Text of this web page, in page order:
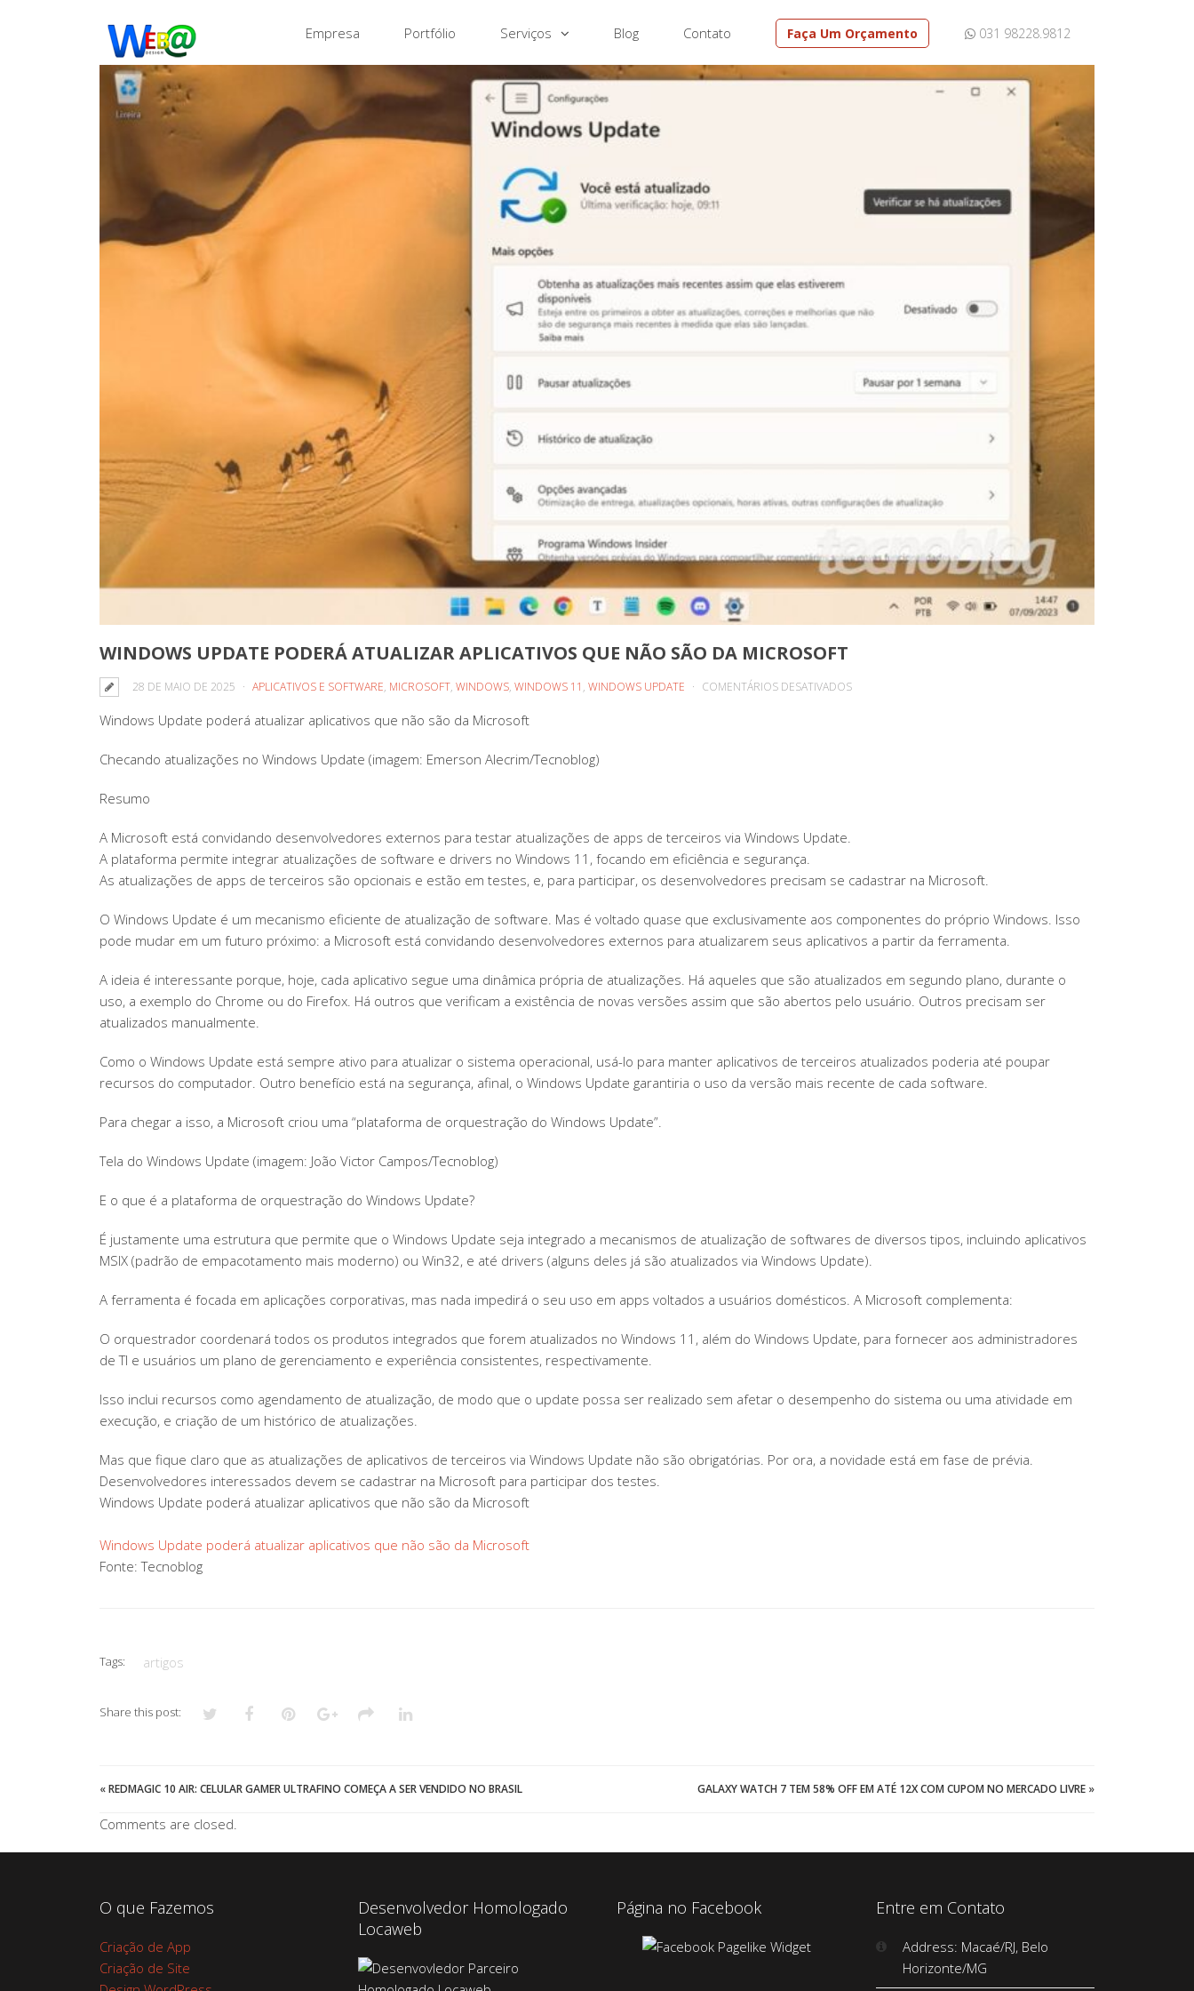
031 98228.9812
Empresa Portfólio Serviços Blog Contato Faça Um Orçamento
WINDOWS UPDATE PODERÁ ATUALIZAR APLICATIVOS QUE NÃO SÃO DA MICROSOFT
28 DE MAIO DE 2025 APLICATIVOS E SOFTWARE, MICROSOFT, WINDOWS, WINDOWS 11 , WINDOWS UPDATE COMENTÁRIOS DESATIVADOSEM
DA
Windows Update poderá atualizar aplicativos que não são da Microsoft
Checando atualizações no Windows Update (imagem: Emerson Alecrim/Tecnoblog)
Resumo
A Microsoft está convidando desenvolvedores externos para testar atualizações de apps de terceiros via Windows Update.
A plataforma permite integrar atualizações de software e drivers no Windows 11, focando em eficiência e segurança.
As atualizações de apps de terceiros são opcionais e estão em testes, e, para participar, os desenvolvedores precisam se cadastrar na Microsoft.
O Windows Update é um mecanismo eficiente de atualização de software. Mas é voltado quase que exclusivamente aos componentes do próprio Windows. Isso
pode mudar em um futuro próximo: a Microsoft está convidando desenvolvedores externos para atualizarem seus aplicativos a partir da ferramenta.
A ideia é interessante porque, hoje, cada aplicativo segue uma dinâmica própria de atualizações. Há aqueles que são atualizados em segundo plano, durante o
uso, a exemplo do Chrome ou do Firefox. Há outros que verificam a existência de novas versões assim que são abertos pelo usuário. Outros precisam ser
atualizados manualmente.
Como o Windows Update está sempre ativo para atualizar o sistema operacional, usá-lo para manter aplicativos de terceiros atualizados poderia até poupar
recursos do computador. Outro benefício está na segurança, afinal, o Windows Update garantiria o uso da versão mais recente de cada software.
Para chegar a isso, a Microsoft criou uma “plataforma de orquestração do Windows Update”.
Tela do Windows Update (imagem: João Victor Campos/Tecnoblog)
E o que é a plataforma de orquestração do Windows Update?
É justamente uma estrutura que permite que o Windows Update seja integrado a mecanismos de atualização de softwares de diversos tipos, incluindo aplicativos
MSIX (padrão de empacotamento mais moderno) ou Win32, e até drivers (alguns deles já são atualizados via Windows Update).
A ferramenta é focada em aplicações corporativas, mas nada impedirá o seu uso em apps voltados a usuários domésticos. A Microsoft complementa:
O orquestrador coordenará todos os produtos integrados que forem atualizados no Windows 11, além do Windows Update, para fornecer aos administradores
de TI e usuários um plano de gerenciamento e experiência consistentes, respectivamente.
Isso inclui recursos como agendamento de atualização, de modo que o update possa ser realizado sem afetar o desempenho do sistema ou uma atividade em
execução, e criação de um histórico de atualizações.
Mas que fique claro que as atualizações de aplicativos de terceiros via Windows Update não são obrigatórias. Por ora, a novidade está em fase de prévia.
Desenvolvedores interessados devem se cadastrar na Microsoft para participar dos testes.
Windows Update poderá atualizar aplicativos que não são da Microsoft
Windows Update poderá atualizar aplicativos que não são da Microsoft
Fonte: Tecnoblog
Tags: artigos
Share this post:
«REDMAGIC 10 AIR: CELULAR GAMER ULTRAFINO COMEÇA A SER VENDIDO NO BRASIL GALAXY WATCH 7 TEM 58% OFF EM ATÉ 12X COM CUPOM NO MERCADO LIVRE »
Comments are closed.
O que Fazemos
Criação de App
Criação de Site
Desenvolvedor Homologado
Locaweb
Página no Facebook Entre em Contato
Address: Macaé/RJ, Belo
Horizonte/MG